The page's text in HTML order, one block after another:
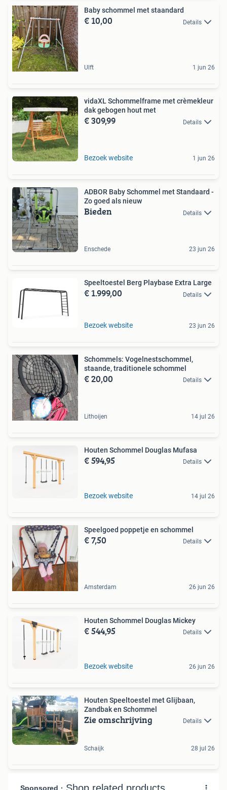
Baby schommel met staandard
€ 10,00 Details
Ulft 1 jun 26
vidaXL Schommelframe met crèmekleur
dak gebogen hout met
€ 309,99 Details
Bezoek website 1 jun 26
ADBOR Baby Schommel met Standaard -
Zo goed als nieuw
Bieden Details
Enschede 23 jun 26
Speeltoestel Berg Playbase Extra Large
€ 1.999,00 Details
Bezoek website 23 jun 26
Schommels: Vogelnestschommel,
staande, traditionele schommel
€ 20,00 Details
Lithoijen 14 jul 26
Houten Schommel Douglas Mufasa
€ 594,95 Details
Bezoek website 14 jul 26
Speelgoed poppetje en schommel
€ 7,50 Details
Amsterdam 26 jun 26
Houten Schommel Douglas Mickey
€ 544,95 Details
Bezoek website 26 jun 26
Houten Speeltoestel met Glijbaan,
Zandbak en Schommel
Zie omschrijving Details
Schaijk 28 jul 26